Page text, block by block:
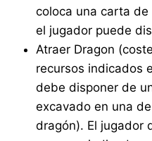
coloca una carta
el jugador puede
Atraer Dragon
recursos indicados
debe disponer de
excavado en una
dragón). El jugador